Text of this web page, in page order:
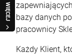
WIĘCEJ
bazy danych
pracownicy
Każdy Klient,